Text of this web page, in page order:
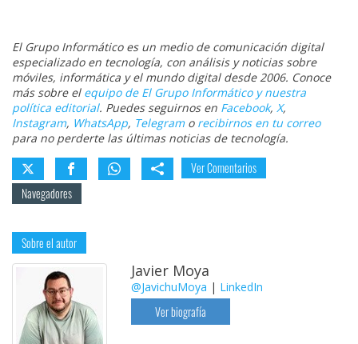
El Grupo Informático es un medio de comunicación digital
especializado en tecnología, con análisis y noticias sobre
móviles, informática y el mundo digital desde 2006. Conoce
más sobre el equipo de El Grupo Informático y nuestra
política editorial. Puedes seguirnos en Facebook, X,
Instagram, WhatsApp, Telegramo recibirnos en tu correo
para no perderte las últimas noticias de tecnología.
Ver Comentarios
Navegadores
Sobre el autor
Javier Moya
@JavichuMoya | LinkedIn
Ver biografía